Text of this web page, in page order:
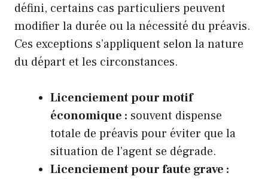
défini, certains cas particuliers peuvent
modifier la durée ou la nécessité du préavis.
Ces exceptions s’appliquent selon la nature
du départ et les circonstances.
Licenciement pour motif
économique : souvent dispense
totale de préavis pour éviter que la
situation de l’agent se dégrade.
Licenciement pour faute grave :